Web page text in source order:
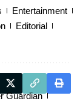
Entertainment
Editorial
Guardian